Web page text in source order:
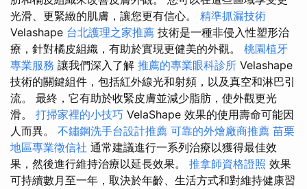
光滑、更緊緻的肌膚，讓您更有信心。 精準抓漏技術
Velashape 台北護理之家推薦 技術是一種非侵入性塑形治
療，針對橘皮組織，有助於實現更健美的外觀。 桃園植牙
專業服務 讓我們深入了解 推薦的專業眼科診所 Velashape
技術的關鍵組件，包括紅外線光和射頻，以及真空和淋巴引
流。 最終，它有助於收緊皮膚並減少脂肪，使外觀更光
滑。 打掃家裡的小技巧 VelaShape 效果的使用壽命可能因
人而異。 不鏽鋼洗手台設計推薦 可靠的外燴廠商推薦 苗栗
地區專業徵信社 通常建議進行一系列治療以獲得最佳效
果，然後進行維持治療以延長效果。 推拿師資格證照 效果
可持續數月至一年，取決於年齡、生活方式和對維持健康習